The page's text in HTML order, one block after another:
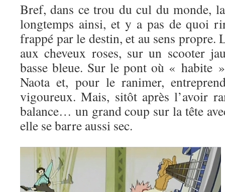
Bref, dans ce trou du cul du monde,
longtemps ainsi, et y a pas de quoi
frappé par le destin, et au sens propre.
aux cheveux roses, sur un scooter
basse bleue. Sur le pont où « habite
Naota et, pour le ranimer,
vigoureux. Mais, sitôt après l’avoir
balance… un grand coup sur la tête
elle se barre aussi sec.